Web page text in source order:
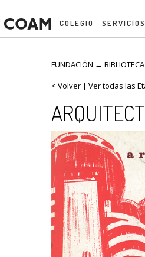
COLEGIO SERVICIOS
FUNDACIÓN →
< Volver | Ver todas las